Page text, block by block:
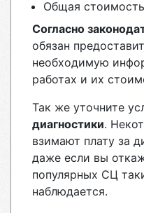
Общая
Согласно
обязан
необходимую
работах и их
Так же уточните
диагностики.
взимают плату за
даже если вы
популярных СЦ
наблюдается.